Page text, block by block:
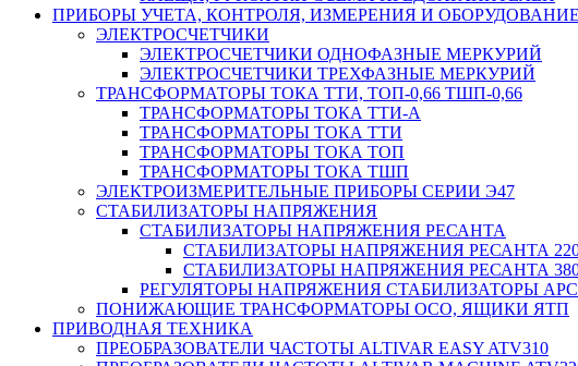
ПРИБОРЫ УЧЕТА, КОНТРОЛЯ, ИЗМЕРЕНИЯ И
ЭЛЕКТРОСЧЕТЧИКИ
ЭЛЕКТРОСЧЕТЧИКИ ОДНОФАЗНЫЕ МЕРКУРИЙ
ЭЛЕКТРОСЧЕТЧИКИ ТРЕХФАЗНЫЕ МЕРКУРИЙ
ТРАНСФОРМАТОРЫ ТОКА ТТИ, ТОП-0,66 ТШП-0,66
ТРАНСФОРМАТОРЫ ТОКА ТТИ-А
ТРАНСФОРМАТОРЫ ТОКА ТТИ
ТРАНСФОРМАТОРЫ ТОКА ТОП
ТРАНСФОРМАТОРЫ ТОКА ТШП
ЭЛЕКТРОИЗМЕРИТЕЛЬНЫЕ ПРИБОРЫ СЕРИИ Э47
СТАБИЛИЗАТОРЫ НАПРЯЖЕНИЯ
СТАБИЛИЗАТОРЫ НАПРЯЖЕНИЯ РЕСАНТА
СТАБИЛИЗАТОРЫ НАПРЯЖЕНИЯ РЕСАНТА
СТАБИЛИЗАТОРЫ НАПРЯЖЕНИЯ РЕСАНТА
РЕГУЛЯТОРЫ НАПРЯЖЕНИЯ СТАБИЛИЗАТОРЫ APC
ПОНИЖАЮЩИЕ ТРАНСФОРМАТОРЫ ОСО, ЯЩИКИ ЯТП
ПРИВОДНАЯ ТЕХНИКА
ПРЕОБРАЗОВАТЕЛИ ЧАСТОТЫ ALTIVAR EASY ATV310